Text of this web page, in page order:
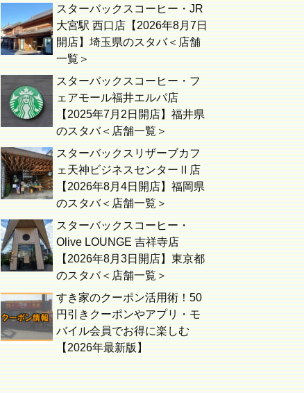
スターバックスコーヒー・JR
大宮駅 西口店【2026年8月7日
開店】埼玉県のスタバ＜店舗
一覧＞
スターバックスコーヒー・フ
ェアモール福井エルパ店
【2025年7月2日開店】福井県
のスタバ＜店舗一覧＞
スターバックスリザーブカフ
ェ天神ビジネスセンターⅡ店
【2026年8月4日開店】福岡県
のスタバ＜店舗一覧＞
スターバックスコーヒー・
Olive LOUNGE 吉祥寺店
【2026年8月3日開店】東京都
のスタバ＜店舗一覧＞
すき家のクーポン活用術！50
円引きクーポンやアプリ・モ
バイル会員でお得に楽しむ
【2026年最新版】